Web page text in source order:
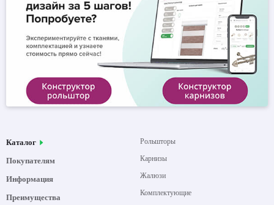
Каталог
Покупателям
Информация
Преимущества
Рольшторы
Карнизы
Жалюзи
Комплектующие